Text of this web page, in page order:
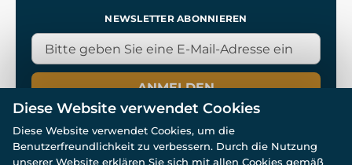
NEWSLETTER ABONNIEREN
ANMELDEN
Diese Website verwendet Cookies
Diese Website verwendet Cookies, um die
Benutzerfreundlichkeit zu verbessern. Durch die Nutzung
unserer Website erklären Sie sich mit allen Cookies gemäß